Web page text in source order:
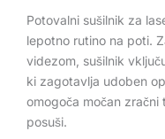
Potovalni sušilnik za
lepotno rutino na poti.
videzom, sušilnik
ki zagotavlja udoben
omogoča močan
posuši.